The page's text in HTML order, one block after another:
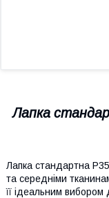
Лапка
Лапка стандартна
та середніми
її ідеальним вибором